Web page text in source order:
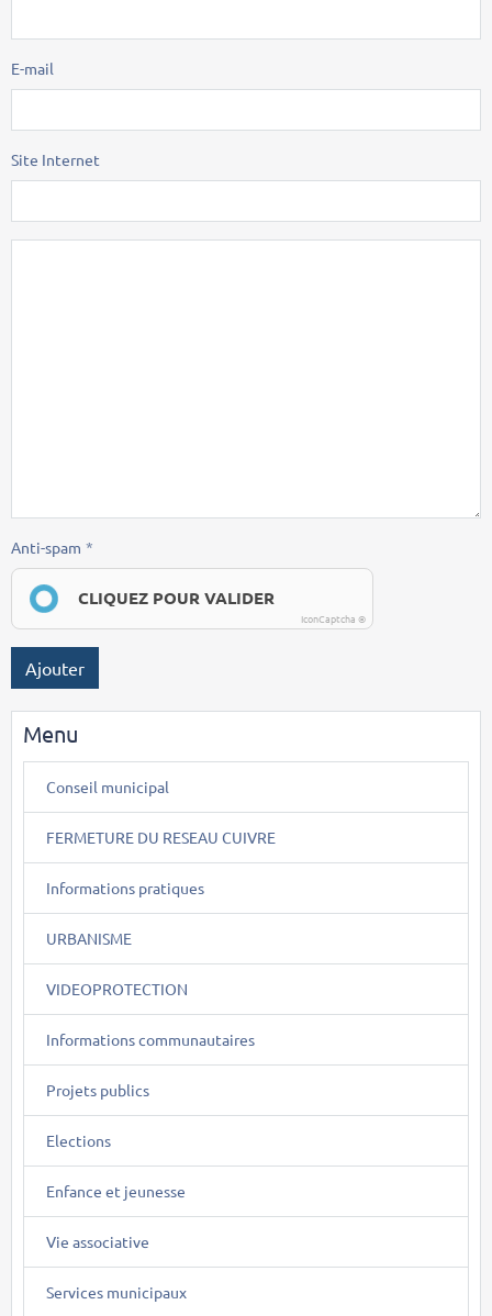
E-mail
Site Internet
Anti-spam
CLIQUEZ POUR VALIDER
IconCaptcha ©
Ajouter
Menu
Conseil municipal
FERMETURE DU RESEAU CUIVRE
Informations pratiques
URBANISME
VIDEOPROTECTION
Informations communautaires
Projets publics
Elections
Enfance et jeunesse
Vie associative
Services municipaux